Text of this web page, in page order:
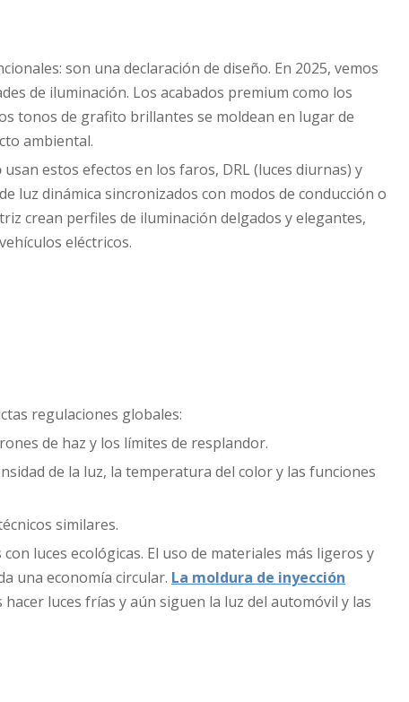
son una declaración de diseño. En 2025, vemos
de iluminación. Los acabados premium como los
tonos de grafito brillantes se moldean en lugar de
ambiental.
usan estos efectos en los faros, DRL (luces diurnas) y
luz dinámica sincronizados con modos de conducción o
crean perfiles de iluminación delgados y elegantes,
eléctricos.
regulaciones globales:
de haz y los límites de resplandor.
de la luz, la temperatura del color y las funciones
similares.
luces ecológicas. El uso de materiales más ligeros y
una economía circular. La moldura de inyección
luces frías y aún siguen la luz del automóvil y las